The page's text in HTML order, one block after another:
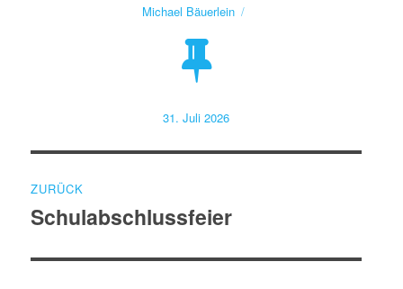
Autor
Michael Bäuerlein
Veröffentlicht
31. Juli 2026
ZURÜCK
Vorheriger
Schulabschlussfeier